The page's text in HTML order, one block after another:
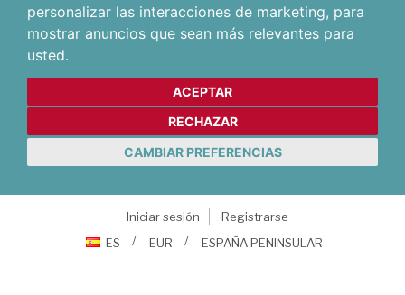
personalizar las interacciones de marketing, para
mostrar anuncios que sean más relevantes para
usted.
ACEPTAR
RECHAZAR
CAMBIAR PREFERENCIAS
Iniciar sesión
Registrarse
ES
EUR ESPAÑA PENINSULAR